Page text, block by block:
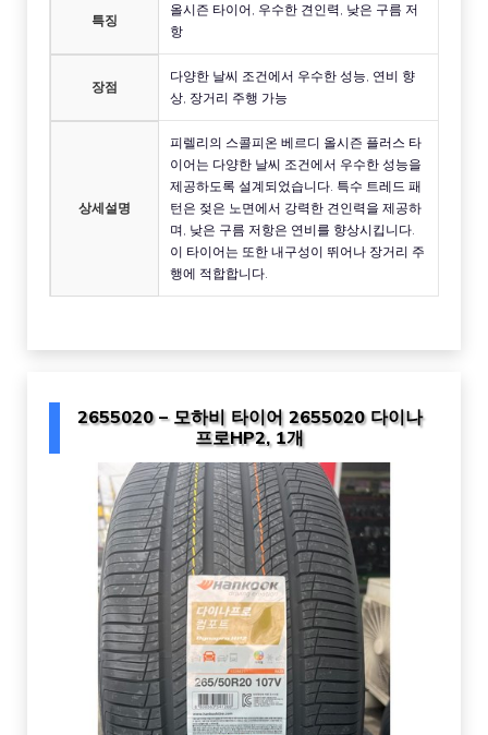
특징
올시즌 타이어, 우수한 견인력, 낮은 구름 저
항
장점
다양한 날씨 조건에서 우수한 성능, 연비 향
상, 장거리 주행 가능
상세설명
피렐리의 스콜피온 베르디 올시즌 플러스 타
이어는 다양한 날씨 조건에서 우수한 성능을
제공하도록 설계되었습니다. 특수 트레드 패
턴은 젖은 노면에서 강력한 견인력을 제공하
며, 낮은 구름 저항은 연비를 향상시킵니다.
이 타이어는 또한 내구성이 뛰어나 장거리 주
행에 적합합니다.
2655020 – 모하비 타이어 2655020 다이나
프로HP2, 1개